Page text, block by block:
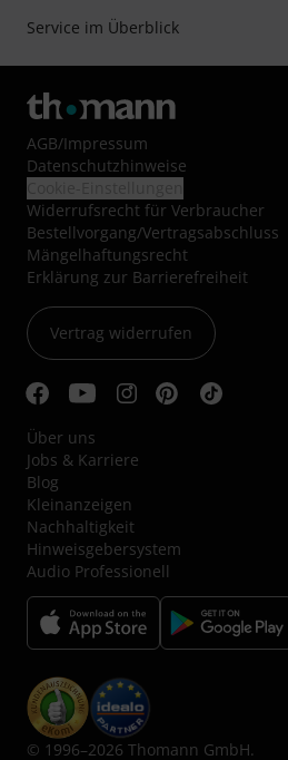
Service im Überblick
AGB/Impressum
Datenschutzhinweise
Widerrufsrecht für Verbraucher
Bestellvorgang/Vertragsabschluss
Mängelhaftungsrecht
Erklärung zur Barrierefreiheit
Vertrag widerrufen
Über uns
Jobs & Karriere
Blog
Kleinanzeigen
Nachhaltigkeit
Hinweisgebersystem
Audio Professionell
© 1996–2026 Thomann GmbH.